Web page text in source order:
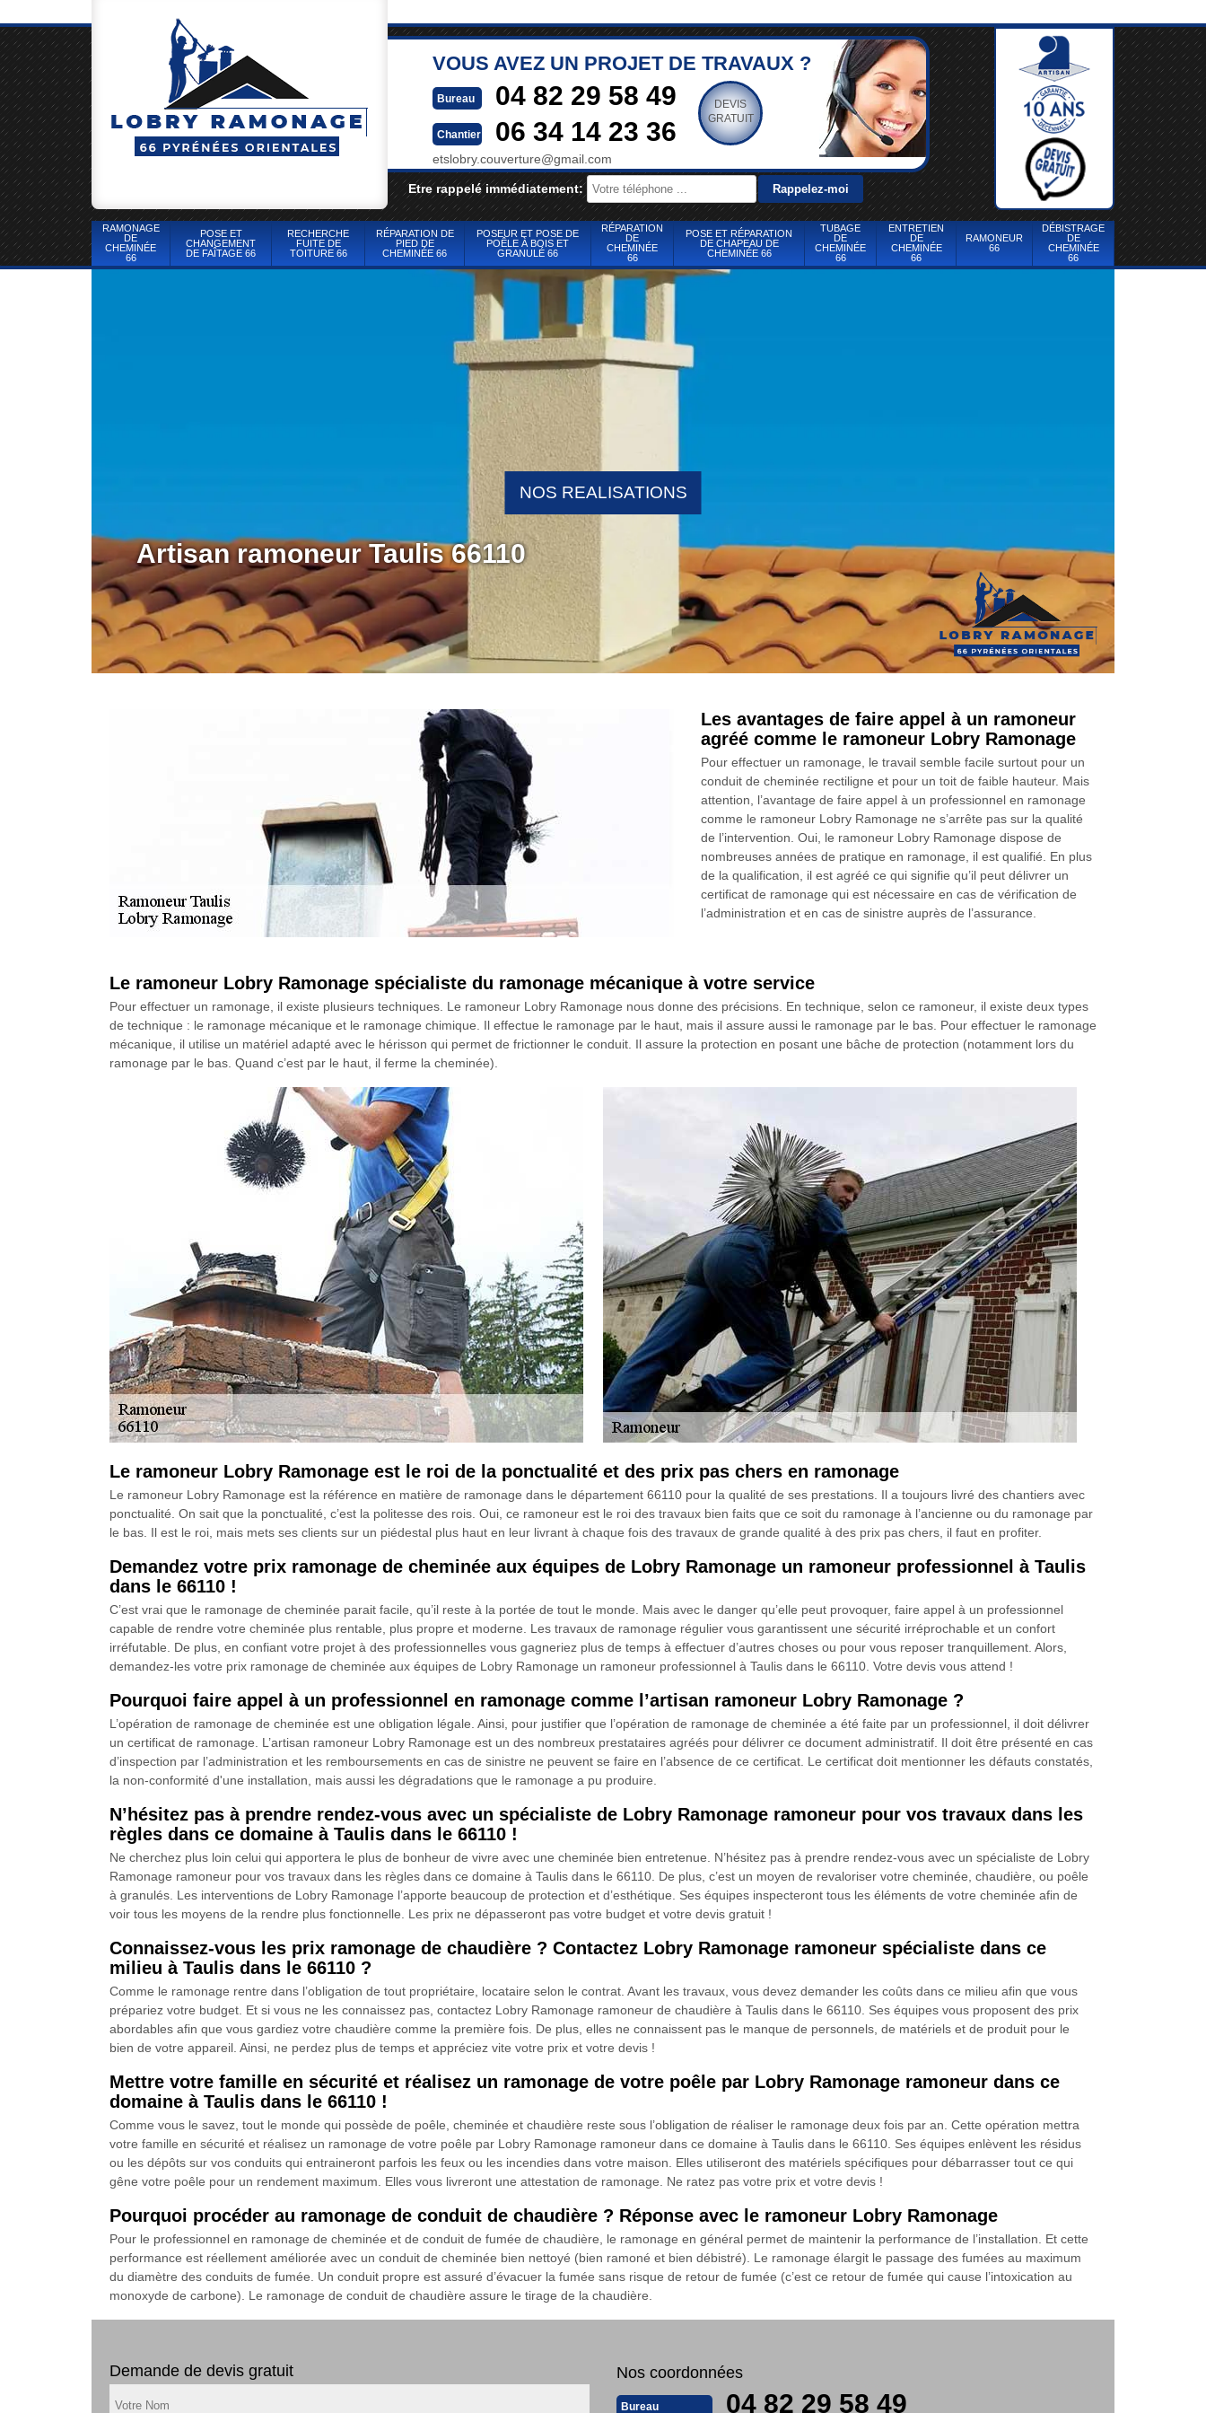
VOUS AVEZ UN PROJET DE TRAVAUX ?
Bureau 04 82 29 58 49
Chantier 06 34 14 23 36
etslobry.couverture@gmail.com
DEVIS
GRATUIT
Etre rappelé immédiatement:
RAMONAGE
DE
CHEMINÉE
66
POSE ET
CHANGEMENT
DE FAÎTAGE 66
RECHERCHE
FUITE DE
TOITURE 66
RÉPARATION DE
PIED DE
CHEMINÉE 66
POSEUR ET POSE DE
POÊLE À BOIS ET
GRANULÉ 66
RÉPARATION
DE
CHEMINÉE
66
POSE ET RÉPARATION
DE CHAPEAU DE
CHEMINÉE 66
TUBAGE
DE
CHEMINÉE
66
ENTRETIEN
DE
CHEMINÉE
66
RAMONEUR
66
DÉBISTRAGE
DE
CHEMINÉE
66
Artisan ramoneur Taulis 66110
NOS REALISATIONS
Les avantages de faire appel à un ramoneur
agréé comme le ramoneur Lobry Ramonage
Pour effectuer un ramonage, le travail semble facile surtout pour un
conduit de cheminée rectiligne et pour un toit de faible hauteur. Mais
attention, l’avantage de faire appel à un professionnel en ramonage
comme le ramoneur Lobry Ramonage ne s’arrête pas sur la qualité
de l’intervention. Oui, le ramoneur Lobry Ramonage dispose de
nombreuses années de pratique en ramonage, il est qualifié. En plus
de la qualification, il est agréé ce qui signifie qu’il peut délivrer un
certificat de ramonage qui est nécessaire en cas de vérification de
l’administration et en cas de sinistre auprès de l’assurance.
Le ramoneur Lobry Ramonage spécialiste du ramonage mécanique à votre service
Pour effectuer un ramonage, il existe plusieurs techniques. Le ramoneur Lobry Ramonage nous donne des précisions. En technique, selon ce ramoneur, il existe deux types
de technique : le ramonage mécanique et le ramonage chimique. Il effectue le ramonage par le haut, mais il assure aussi le ramonage par le bas. Pour effectuer le ramonage
mécanique, il utilise un matériel adapté avec le hérisson qui permet de frictionner le conduit. Il assure la protection en posant une bâche de protection (notamment lors du
ramonage par le bas. Quand c’est par le haut, il ferme la cheminée).
Le ramoneur Lobry Ramonage est le roi de la ponctualité et des prix pas chers en ramonage
Le ramoneur Lobry Ramonage est la référence en matière de ramonage dans le département 66110 pour la qualité de ses prestations. Il a toujours livré des chantiers avec
ponctualité. On sait que la ponctualité, c’est la politesse des rois. Oui, ce ramoneur est le roi des travaux bien faits que ce soit du ramonage à l’ancienne ou du ramonage par
le bas. Il est le roi, mais mets ses clients sur un piédestal plus haut en leur livrant à chaque fois des travaux de grande qualité à des prix pas chers, il faut en profiter.
Demandez votre prix ramonage de cheminée aux équipes de Lobry Ramonage un ramoneur professionnel à Taulis
dans le 66110 !
C’est vrai que le ramonage de cheminée parait facile, qu’il reste à la portée de tout le monde. Mais avec le danger qu’elle peut provoquer, faire appel à un professionnel
capable de rendre votre cheminée plus rentable, plus propre et moderne. Les travaux de ramonage régulier vous garantissent une sécurité irréprochable et un confort
irréfutable. De plus, en confiant votre projet à des professionnelles vous gagneriez plus de temps à effectuer d’autres choses ou pour vous reposer tranquillement. Alors,
demandez-les votre prix ramonage de cheminée aux équipes de Lobry Ramonage un ramoneur professionnel à Taulis dans le 66110. Votre devis vous attend !
Pourquoi faire appel à un professionnel en ramonage comme l’artisan ramoneur Lobry Ramonage ?
L’opération de ramonage de cheminée est une obligation légale. Ainsi, pour justifier que l’opération de ramonage de cheminée a été faite par un professionnel, il doit délivrer
un certificat de ramonage. L’artisan ramoneur Lobry Ramonage est un des nombreux prestataires agréés pour délivrer ce document administratif. Il doit être présenté en cas
d’inspection par l’administration et les remboursements en cas de sinistre ne peuvent se faire en l’absence de ce certificat. Le certificat doit mentionner les défauts constatés,
la non-conformité d'une installation, mais aussi les dégradations que le ramonage a pu produire.
N’hésitez pas à prendre rendez-vous avec un spécialiste de Lobry Ramonage ramoneur pour vos travaux dans les
règles dans ce domaine à Taulis dans le 66110 !
Ne cherchez plus loin celui qui apportera le plus de bonheur de vivre avec une cheminée bien entretenue. N’hésitez pas à prendre rendez-vous avec un spécialiste de Lobry
Ramonage ramoneur pour vos travaux dans les règles dans ce domaine à Taulis dans le 66110. De plus, c’est un moyen de revaloriser votre cheminée, chaudière, ou poêle
à granulés. Les interventions de Lobry Ramonage l’apporte beaucoup de protection et d’esthétique. Ses équipes inspecteront tous les éléments de votre cheminée afin de
voir tous les moyens de la rendre plus fonctionnelle. Les prix ne dépasseront pas votre budget et votre devis gratuit !
Connaissez-vous les prix ramonage de chaudière ? Contactez Lobry Ramonage ramoneur spécialiste dans ce
milieu à Taulis dans le 66110 ?
Comme le ramonage rentre dans l’obligation de tout propriétaire, locataire selon le contrat. Avant les travaux, vous devez demander les coûts dans ce milieu afin que vous
prépariez votre budget. Et si vous ne les connaissez pas, contactez Lobry Ramonage ramoneur de chaudière à Taulis dans le 66110. Ses équipes vous proposent des prix
abordables afin que vous gardiez votre chaudière comme la première fois. De plus, elles ne connaissent pas le manque de personnels, de matériels et de produit pour le
bien de votre appareil. Ainsi, ne perdez plus de temps et appréciez vite votre prix et votre devis !
Mettre votre famille en sécurité et réalisez un ramonage de votre poêle par Lobry Ramonage ramoneur dans ce
domaine à Taulis dans le 66110 !
Comme vous le savez, tout le monde qui possède de poêle, cheminée et chaudière reste sous l’obligation de réaliser le ramonage deux fois par an. Cette opération mettra
votre famille en sécurité et réalisez un ramonage de votre poêle par Lobry Ramonage ramoneur dans ce domaine à Taulis dans le 66110. Ses équipes enlèvent les résidus
ou les dépôts sur vos conduits qui entraineront parfois les feux ou les incendies dans votre maison. Elles utiliseront des matériels spécifiques pour débarrasser tout ce qui
gêne votre poêle pour un rendement maximum. Elles vous livreront une attestation de ramonage. Ne ratez pas votre prix et votre devis !
Pourquoi procéder au ramonage de conduit de chaudière ? Réponse avec le ramoneur Lobry Ramonage
Pour le professionnel en ramonage de cheminée et de conduit de fumée de chaudière, le ramonage en général permet de maintenir la performance de l’installation. Et cette
performance est réellement améliorée avec un conduit de cheminée bien nettoyé (bien ramoné et bien débistré). Le ramonage élargit le passage des fumées au maximum
du diamètre des conduits de fumée. Un conduit propre est assuré d’évacuer la fumée sans risque de retour de fumée (c’est ce retour de fumée qui cause l’intoxication au
monoxyde de carbone). Le ramonage de conduit de chaudière assure le tirage de la chaudière.
Demande de devis gratuit Nos coordonnées
Bureau 04 82 29 58 49